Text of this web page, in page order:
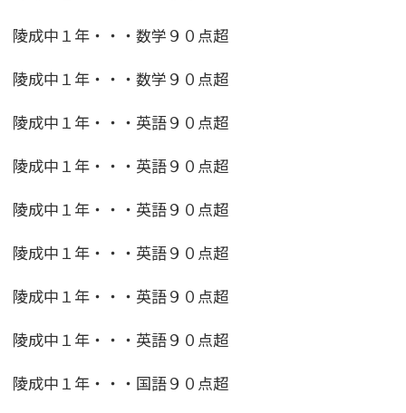
陵成中１年・・・数学９０点超
陵成中１年・・・数学９０点超
陵成中１年・・・英語９０点超
陵成中１年・・・英語９０点超
陵成中１年・・・英語９０点超
陵成中１年・・・英語９０点超
陵成中１年・・・英語９０点超
陵成中１年・・・英語９０点超
陵成中１年・・・国語９０点超